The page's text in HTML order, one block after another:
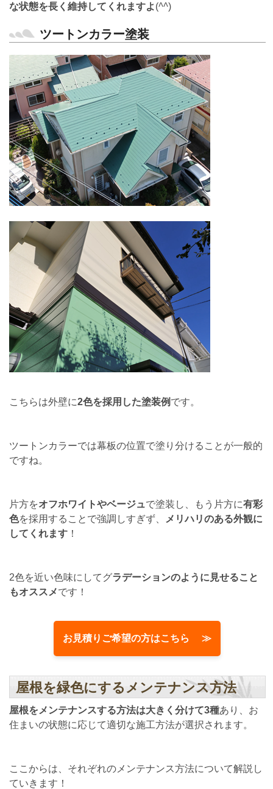
な状態を長く維持してくれますよ (^^)
ツートンカラー塗装
こちらは外壁に2色を採用した塗装例 です。
ツートンカラーでは幕板の位置で塗り分けることが一般的
ですね。
片方をオフホワイトやベージュで塗装し、もう片方に有彩
色を採用することで強調しすぎず、
メリハリのある外観に
してくれます！
2色を近い色味にしてグラデーションのように見せること
もオススメです！
お見積りご希望の方はこちら ≫
屋根を緑色にするメンテナンス方法
屋根をメンテナンスする方法は大きく分けて3種あり、お
住まいの状態に応じて適切な施工方法が選択されます。
ここからは、それぞれのメンテナンス方法について解説し
ていきます！